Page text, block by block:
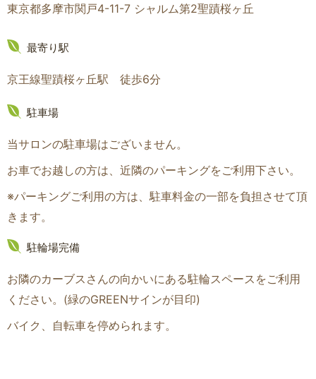
東京都多摩市関戸4-11-7 シャルム第2聖蹟桜ヶ丘
最寄り駅
京王線聖蹟桜ヶ丘駅 徒歩6分
駐車場
当サロンの駐車場はございません。
お車でお越しの方は、近隣のパーキングをご利用下さい。
※パーキングご利用の方は、駐車料金の一部を負担させて頂
きます。
駐輪場完備
お隣のカーブスさんの向かいにある駐輪スペースをご利用
ください。(緑のGREENサインが目印)
バイク、自転車を停められます。